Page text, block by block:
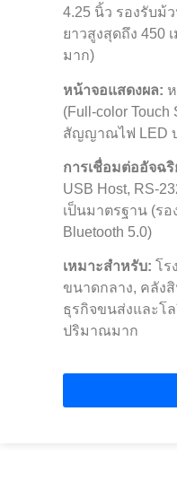
4.25 นิ้ว รองรับม้
ยาวสูงสุดถึง 450
มาก)
หน้าจอแสดงผล:
(Full-color
สัญญาณไฟ LED
การเชื่อมต่ออัจฉริ
USB Host, RS-
เป็นมาตรฐาน (ร
Bluetooth 5.0)
เหมาะสำหรับ: โร
ขนาดกลาง, คลัง
ธุรกิจขนส่งและโ
ปริมาณมาก